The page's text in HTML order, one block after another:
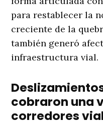
para restablecer la
creciente de la
también generó
infraestructura vial.
cobraron una
corredores